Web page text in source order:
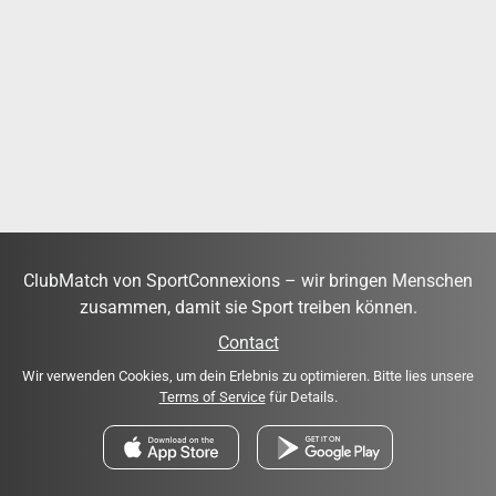
ClubMatch von SportConnexions – wir bringen Menschen
zusammen, damit sie Sport treiben können.
Contact
Wir verwenden Cookies, um dein Erlebnis zu optimieren. Bitte lies unsere
Terms of Servicefür Details.